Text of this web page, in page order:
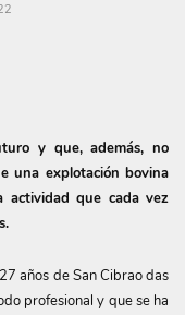
y que, además, no
una explotación bovina
actividad que cada vez
años de San Cibrao das
profesional y que se ha